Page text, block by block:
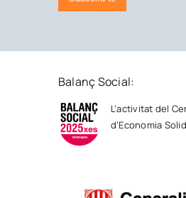
Balanç Social:
L’activitat del
d’Economia